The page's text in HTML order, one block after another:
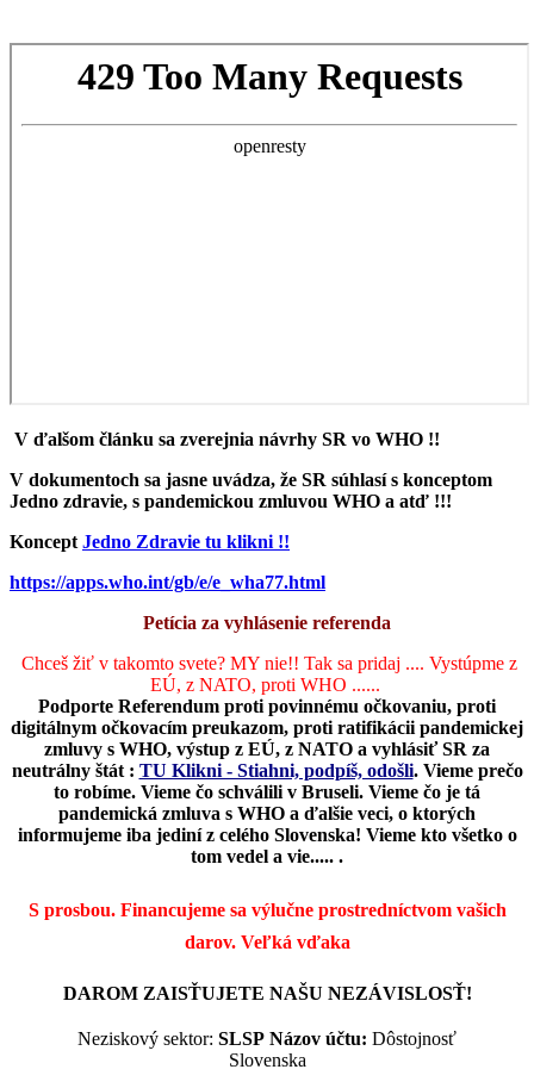
V ďalšom článku sa zverejnia návrhy SR vo WHO !!
V dokumentoch sa jasne uvádza, že SR súhlasí s konceptom
Jedno zdravie, s pandemickou zmluvou WHO a atď !!!
Koncept Jedno Zdravie tu klikni !!
https://apps.who.int/gb/e/e_wha77.html
Petícia za vyhlásenie referenda
Chceš žiť v takomto svete? MY nie!! Tak sa pridaj .... Vystúpme z
EÚ, z NATO, proti WHO ......
Podporte Referendum proti povinnému očkovaniu, proti
digitálnym očkovacím preukazom, proti ratifikácii pandemickej
zmluvy s WHO, výstup z EÚ, z NATO a vyhlásiť SR za
neutrálny štát : TU Klikni - Stiahni, podpíš, odošli. Vieme prečo
to robíme. Vieme čo schválili v Bruseli. Vieme čo je tá
pandemická zmluva s WHO a ďalšie veci, o ktorých
informujeme iba jediní z celého Slovenska! Vieme kto všetko o
tom vedel a vie..... .
S prosbou. Financujeme sa výlučne prostredníctvom vašich
darov. Veľká vďaka
DAROM ZAISŤUJETE NAŠU NEZÁVISLOSŤ!
Neziskový sektor: SLSP Názov účtu: Dôstojnosť
Slovenska